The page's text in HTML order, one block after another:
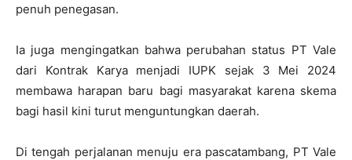
penuh penegasan.
Ia juga mengingatkan bahwa perubahan status PT Vale
dari Kontrak Karya menjadi IUPK sejak 3 Mei 2024
membawa harapan baru bagi masyarakat karena skema
bagi hasil kini turut menguntungkan daerah.
Di tengah perjalanan menuju era pascatambang, PT Vale